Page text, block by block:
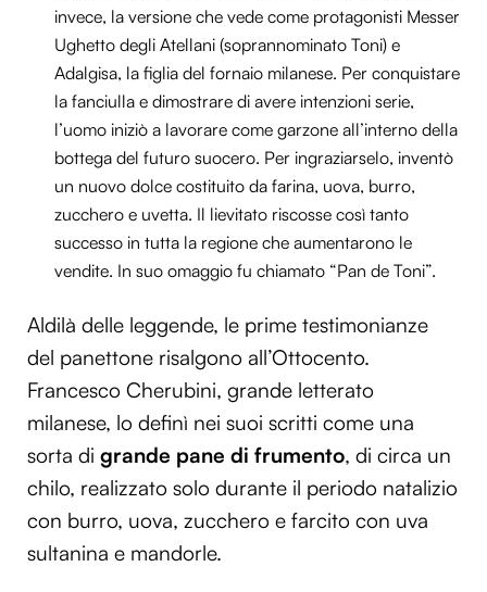
invece, la versione che vede come protagonisti Messer
Ughetto degli Atellani (soprannominato Toni) e
Adalgisa, la figlia del fornaio milanese. Per conquistare
la fanciulla e dimostrare di avere intenzioni serie,
l’uomo iniziò a lavorare come garzone all’interno della
bottega del futuro suocero. Per ingraziarselo, inventò
un nuovo dolce costituito da farina, uova, burro,
zucchero e uvetta. Il lievitato riscosse così tanto
successo in tutta la regione che aumentarono le
vendite. In suo omaggio fu chiamato “Pan de Toni”.
Aldilà delle leggende, le prime testimonianze
del panettone risalgono all’Ottocento.
Francesco Cherubini, grande letterato
milanese, lo definì nei suoi scritti come una
sorta di grande pane di frumento, di circa un
chilo, realizzato solo durante il periodo natalizio
con burro, uova, zucchero e farcito con uva
sultanina e mandorle.